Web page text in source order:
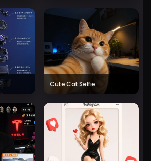
Cute Cat Selfie